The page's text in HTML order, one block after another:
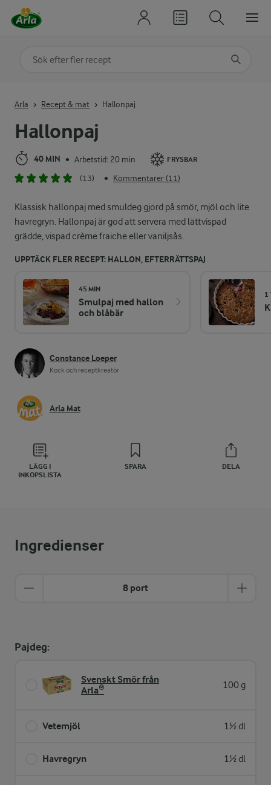
Hallonpaj
40 MIN • Arbetstid: 20 min FRYSBAR
(13) • Kommentarer (11)
Klassisk hallonpaj med smuldeg gjord på smör, mjöl och lite
havregryn. Hallonpaj är god att servera med lättvispad
grädde, vispad crème fraiche eller vaniljsås.
UPPTÄCK FLER RECEPT: HALLON, EFTERRÄTTSPAJ
45 MIN
Smulpaj med hallon
och blåbär
1
Constance Loeper
Kock och receptkreatör
Arla Mat
LÄGG I
INKÖPSLISTA
SPARA DELA
Arla Recept & mat Hallonpaj
Ingredienser
8 port
Pajdeg:
Svenskt Smör från
Arla®
100 g
Vetemjöl 1½ dl
Havregryn 1½ dl
Sök på kategori eller ingrediens